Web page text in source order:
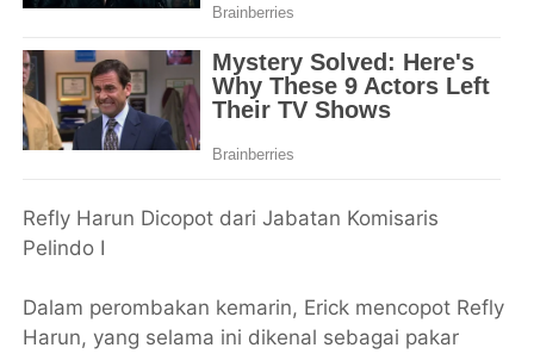
Refly Harun Dicopot dari Jabatan Komisaris
Pelindo I
Dalam perombakan kemarin, Erick mencopot Refly
Harun, yang selama ini dikenal sebagai pakar